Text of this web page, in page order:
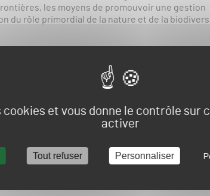
et vous donne le contrôle sur
activer
Tout refuser Personnaliser
les moyens de promouvoir une gestion
du rôle primordial de la nature et de la